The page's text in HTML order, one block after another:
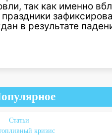
так как именно
праздники
в результате
Статьи
кризис